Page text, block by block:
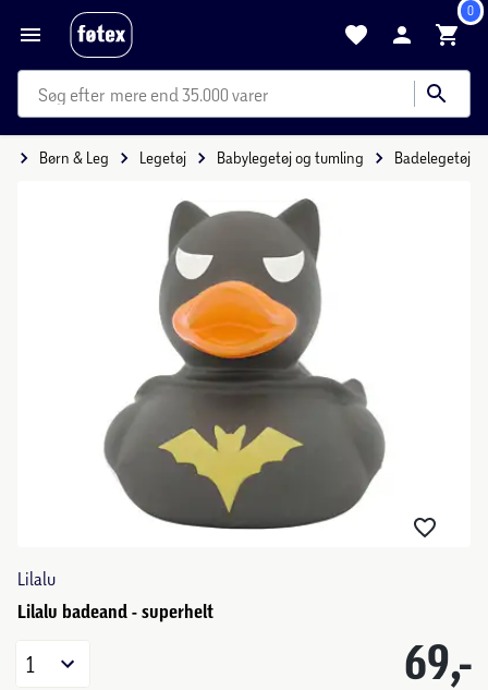
0
mere end 35.000 varer
Børn & Leg Legetøj Babylegetøj og tumling Badelegetøj
Lilalu
Lilalu badeand - superhelt
69,-
1